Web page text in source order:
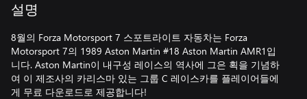
설명
8월의 Forza Motorsport 7 스포트라이트 자동차는 Forza
Motorsport 7의 1989 Aston Martin #18 Aston Martin AMR1입
니다. Aston Martin이 내구성 레이스의 역사에 그은 획을 기념하
여 이 제조사의 카리스마 있는 그룹 C 레이스카를 플레이어들에
게 무료 다운로드로 제공합니다!